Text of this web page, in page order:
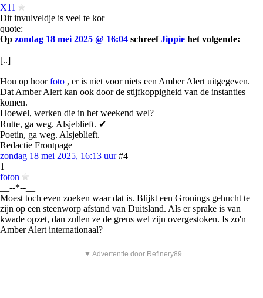
X11
Dit invulveldje is veel te kor
quote:
Op zondag 18 mei 2025 @ 16:04 schreefJippie het volgende:
[..]
Hou op hoorfoto , er is niet voor niets een Amber Alert uitgegeven.
Dat Amber Alert kan ook door de stijfkoppigheid van de instanties
komen.
Hoewel, werken die in het weekend wel?
Rutte, ga weg. Alsjeblieft. ✔
Poetin, ga weg. Alsjeblieft.
Redactie Frontpage
zondag 18 mei 2025, 16:13 uur #4
1
foton
__--*--__
Moest toch even zoeken waar dat is. Blijkt een Gronings gehucht te
zijn op een steenworp afstand van Duitsland. Als er sprake is van
kwade opzet, dan zullen ze de grens wel zijn overgestoken. Is zo'n
Amber Alert internationaal?
▼ Advertentie door Refinery89